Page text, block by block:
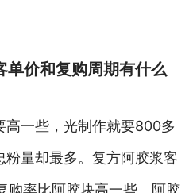
单价和复购周期有什么
高一些，光制作就要800多
量却最多。复方阿胶浆客
率比阿胶块高一些。阿胶